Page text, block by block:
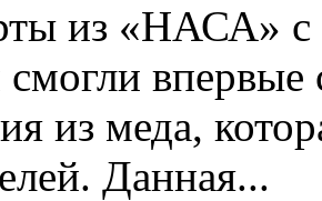
из «НАСА» с
смогли
из меда,
Данная...